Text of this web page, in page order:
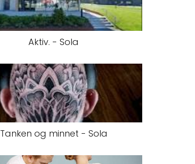
Aktiv. - Sola
Tanken og minnet - Sola